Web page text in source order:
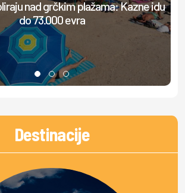
nad grčkim plažama: Kazne idu
do 73.000 evra
Destinacije